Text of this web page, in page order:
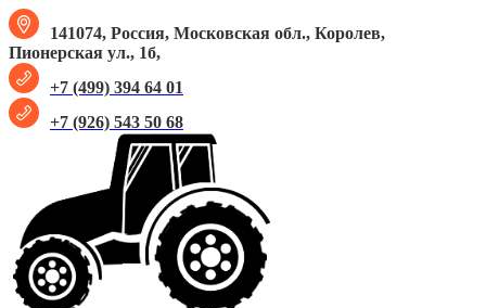
141074, Россия, Московская обл., Королев,
Пионерская ул., 1б,
+7 (499) 394 64 01
+7 (926) 543 50 68